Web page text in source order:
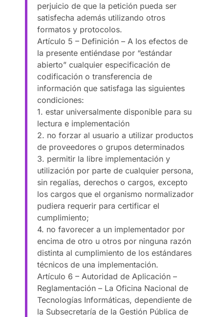
perjuicio de que la petición pueda ser
satisfecha además utilizando otros
formatos y protocolos.
Artículo 5 – Definición – A los efectos de
la presente entiéndase por “estándar
abierto” cualquier especificación de
codificación o transferencia de
información que satisfaga las siguientes
condiciones:
1. estar universalmente disponible para su
lectura e implementación
2. no forzar al usuario a utilizar productos
de proveedores o grupos determinados
3. permitir la libre implementación y
utilización por parte de cualquier persona,
sin regalías, derechos o cargos, excepto
los cargos que el organismo normalizador
pudiera requerir para certificar el
cumplimiento;
4. no favorecer a un implementador por
encima de otro u otros por ninguna razón
distinta al cumplimiento de los estándares
técnicos de una implementación.
Artículo 6 – Autoridad de Aplicación –
Reglamentación – La Oficina Nacional de
Tecnologías Informáticas, dependiente de
la Subsecretaría de la Gestión Pública de